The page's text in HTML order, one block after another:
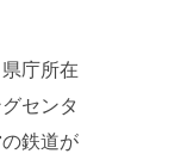
庁所在
センタ
鉄道が